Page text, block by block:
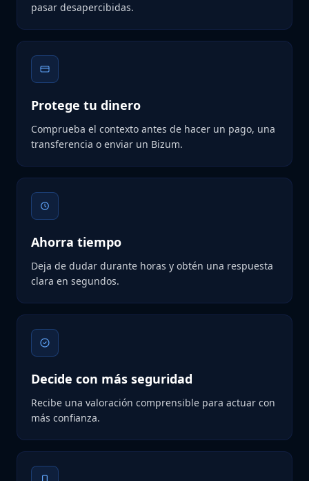
pasar desapercibidas.
Protege tu dinero
Comprueba el contexto antes de hacer un pago, una
transferencia o enviar un Bizum.
Ahorra tiempo
Deja de dudar durante horas y obtén una respuesta
clara en segundos.
Decide con más seguridad
Recibe una valoración comprensible para actuar con
más confianza.